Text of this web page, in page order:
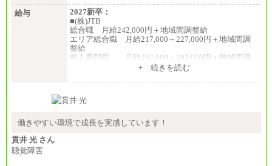
給与
2027新卒：
■(株)JTB
総合職 月給242,000円＋地域間調整給
エリア総合職 月給217,000～227,000円＋地域間調
整給
個人専門職 月給202,000～202,000円＋地域間調
総合職 月給208,000～235,000円
※詳細はJTBキャリアサイトよりご確認ください。
+ 続きを読む
働きやすい環境で成長を実感しています！
貫井 光 さん
聴覚障害